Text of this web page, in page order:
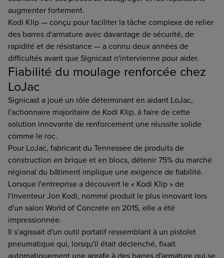
augmenter fortement.
Kodi Klip — conçu pour faciliter la tâche complexe de relier
des barres d'armature avec davantage de sécurité, de
rapidité et de résistance — a connu deux années de
difficultés avant que Signicast n'intervienne pour aider.
Fiabilité du moulage renforcée chez
LoJac
Signicast a joué un rôle déterminant en aidant LoJac,
l'actionnaire majoritaire de Kodi Klip, à faire de cette
solution innovante de renforcement une réussite solide
comme le roc.
Pour LoJac, fabricant du Tennessee de produits de
construction en brique et en blocs, détenir 75% du marché
régional du bâtiment implique une exigence de fiabilité.
Lorsque l'entreprise a découvert le « Kodi Klip » de
l'inventeur Jon Kodi, nommé produit le plus innovant lors
d'un salon World of Concrete en 2015, elle a été
impressionnée.
Il s'agissait d'un outil portatif ressemblant à un pistolet
pneumatique qui, lorsqu'il était déclenché, fixait
automatiquement une agrafe à des barres d'armature qui se